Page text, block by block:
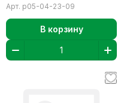
Арт. р05-04-23-09
В корзину